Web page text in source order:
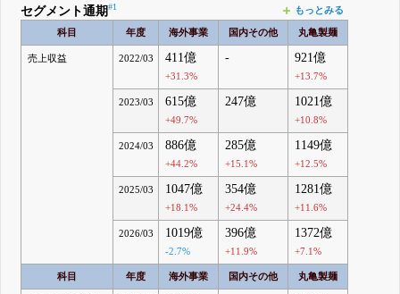
セグメント通期 もっとみる
#1
科目 年度 海外事業 国内その他 丸亀製麺
売上収益 2022/03 411億
+31.3%
- 921億
+13.7%
2023/03 615億
+49.7%
247億 1021億
+10.8%
2024/03 886億
+44.2%
285億
+15.1%
1149億
+12.5%
2025/03 1047億
+18.1%
354億
+24.4%
1281億
+11.6%
2026/03 1019億
-2.7%
396億
+11.9%
1372億
+7.1%
科目 年度 海外事業 国内その他 丸亀製麺